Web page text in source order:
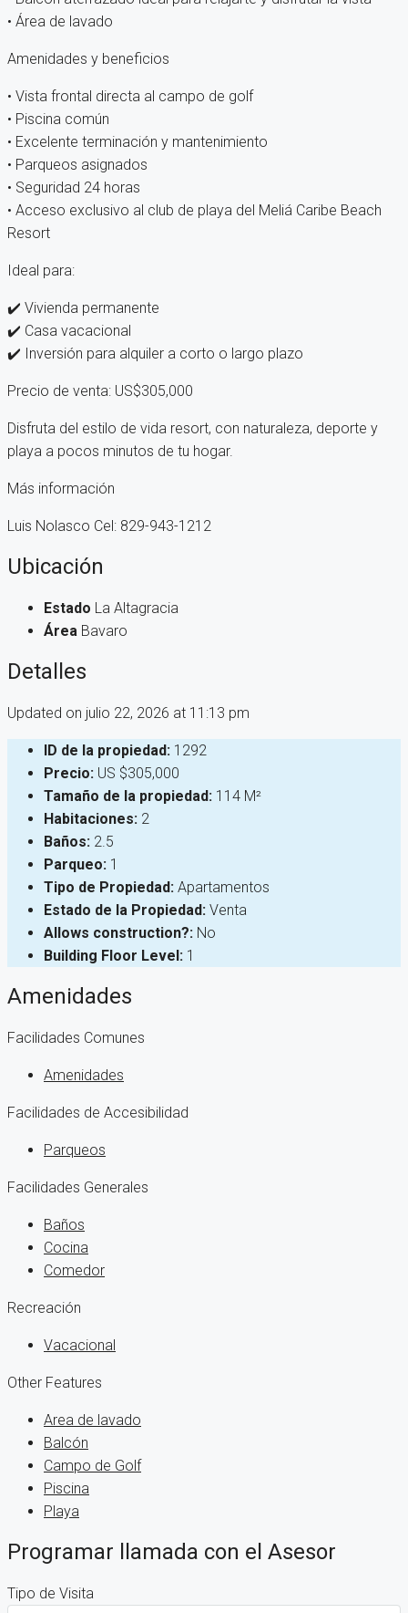
• Área de lavado
Amenidades y beneficios
• Vista frontal directa al campo de golf
• Piscina común
• Excelente terminación y mantenimiento
• Parqueos asignados
• Seguridad 24 horas
• Acceso exclusivo al club de playa del Meliá Caribe Beach
Resort
Ideal para:
✔️ Vivienda permanente
✔️ Casa vacacional
✔️ Inversión para alquiler a corto o largo plazo
Precio de venta: US$305,000
Disfruta del estilo de vida resort, con naturaleza, deporte y
playa a pocos minutos de tu hogar.
Más información
Luis Nolasco Cel: 829-943-1212
Ubicación
Estado La Altagracia
Área Bavaro
Detalles
Updated on julio 22, 2026 at 11:13 pm
ID de la propiedad: 1292
Precio: US $305,000
Tamaño de la propiedad: 114 M²
Habitaciones: 2
Baños: 2.5
Parqueo: 1
Tipo de Propiedad: Apartamentos
Estado de la Propiedad: Venta
Allows construction?: No
Building Floor Level: 1
Amenidades
Facilidades Comunes
Amenidades
Facilidades de Accesibilidad
Parqueos
Facilidades Generales
Baños
Cocina
Comedor
Recreación
Vacacional
Other Features
Area de lavado
Balcón
Campo de Golf
Piscina
Playa
Programar llamada con el Asesor
Tipo de Visita